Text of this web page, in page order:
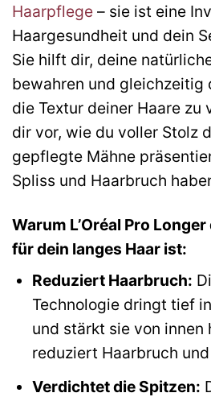
Haarpflege – sie ist eine
Haargesundheit und dein
Sie hilft dir, deine
bewahren und gleichzeitig
die Textur deiner Haare zu
dir vor, wie du voller Stolz
gepflegte Mähne
Spliss und Haarbruch
Warum L’Oréal Pro
für dein langes Haar ist:
Reduziert Haarbruch:
Technologie dringt tief
und stärkt sie von innen
reduziert Haarbruch
Verdichtet die Spitzen: